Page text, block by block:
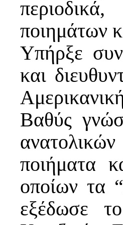
ποιημάτων
Υπήρξε
και
Βαθύς
ποιήματα
οποίων τα
εξέδωσε